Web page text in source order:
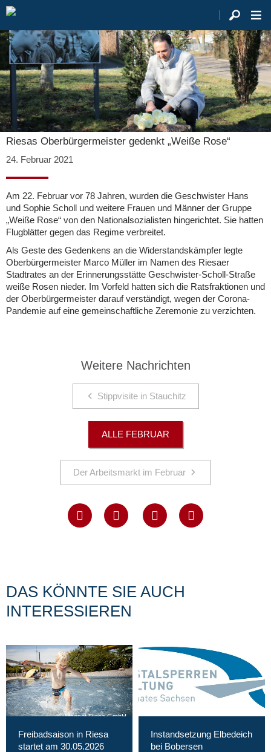
Riesas Oberbürgermeister gedenkt „Weiße Rose“
24. Februar 2021
Am 22. Februar vor 78 Jahren, wurden die Geschwister Hans
und Sophie Scholl und weitere Frauen und Männer der Gruppe
„Weiße Rose“ von den Nationalsozialisten hingerichtet. Sie hatten
Flugblätter gegen das Regime verbreitet.
Als Geste des Gedenkens an die Widerstandskämpfer legte
Oberbürgermeister Marco Müller im Namen des Riesaer
Stadtrates an der Erinnerungsstätte Geschwister-Scholl-Straße
weiße Rosen nieder. Im Vorfeld hatten sich die Ratsfraktionen und
der Oberbürgermeister darauf verständigt, wegen der Corona-
Pandemie auf eine gemeinschaftliche Zeremonie zu verzichten.
Weitere Nachrichten
Stippvisite in Stauchitz
ALLE FEBRUAR
Der Arbeitsmarkt im Februar
DAS KÖNNTE SIE AUCH
INTERESSIEREN
Magnet Riesa GmbH
Freibadsaison in Riesa
startet am 30.05.2026
Instandsetzung Elbedeich
bei Bobersen